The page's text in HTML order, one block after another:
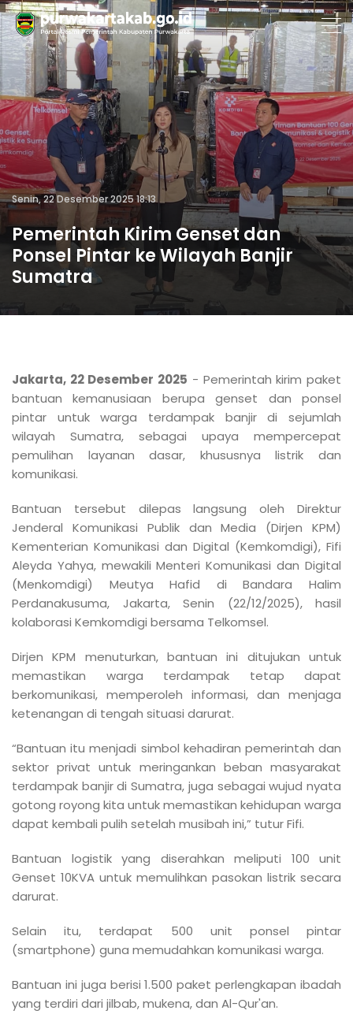
Senin, 22 Desember 2025 18:13
Pemerintah Kirim Genset dan
Ponsel Pintar ke Wilayah Banjir
Sumatra
Jakarta, 22 Desember 2025 - Pemerintah kirim paket
bantuan kemanusiaan berupa genset dan ponsel
pintar untuk warga terdampak banjir di sejumlah
wilayah Sumatra, sebagai upaya mempercepat
pemulihan layanan dasar, khususnya listrik dan
komunikasi.
Bantuan tersebut dilepas langsung oleh Direktur
Jenderal Komunikasi Publik dan Media (Dirjen KPM)
Kementerian Komunikasi dan Digital (Kemkomdigi), Fifi
Aleyda Yahya, mewakili Menteri Komunikasi dan Digital
(Menkomdigi) Meutya Hafid di Bandara Halim
Perdanakusuma, Jakarta, Senin (22/12/2025), hasil
kolaborasi Kemkomdigi bersama Telkomsel.
Dirjen KPM menuturkan, bantuan ini ditujukan untuk
memastikan warga terdampak tetap dapat
berkomunikasi, memperoleh informasi, dan menjaga
ketenangan di tengah situasi darurat.
“Bantuan itu menjadi simbol kehadiran pemerintah dan
sektor privat untuk meringankan beban masyarakat
terdampak banjir di Sumatra, juga sebagai wujud nyata
gotong royong kita untuk memastikan kehidupan warga
dapat kembali pulih setelah musibah ini,” tutur Fifi.
Bantuan logistik yang diserahkan meliputi 100 unit
Genset 10KVA untuk memulihkan pasokan listrik secara
darurat.
Selain itu, terdapat 500 unit ponsel pintar
(smartphone) guna memudahkan komunikasi warga.
Bantuan ini juga berisi 1.500 paket perlengkapan ibadah
yang terdiri dari jilbab, mukena, dan Al-Qur'an.